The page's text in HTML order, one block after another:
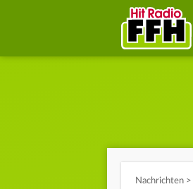
Nachrichten >